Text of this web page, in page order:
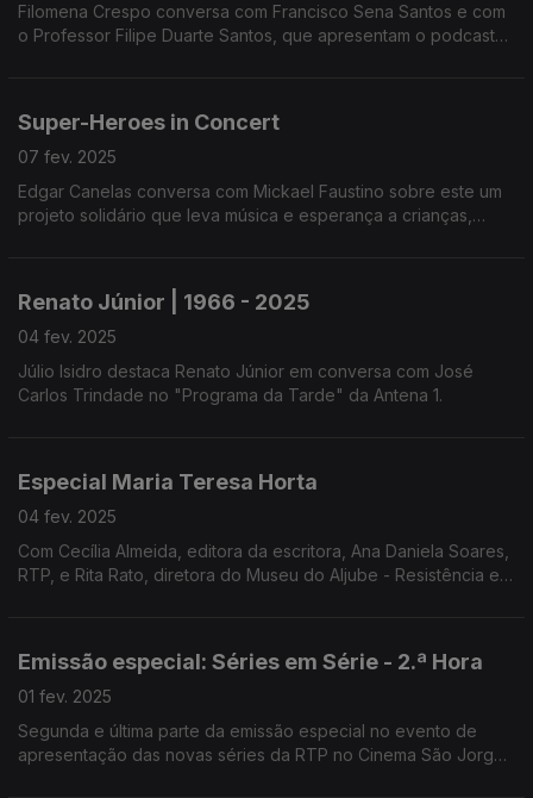
Filomena Crespo conversa com Francisco Sena Santos e com
o Professor Filipe Duarte Santos, que apresentam o podcast
Super-Heroes in Concert
07 fev. 2025
Edgar Canelas conversa com Mickael Faustino sobre este um
projeto solidário que leva música e esperança a crianças,
Renato Júnior | 1966 - 2025
04 fev. 2025
Júlio Isidro destaca Renato Júnior em conversa com José
Carlos Trindade no "Programa da Tarde" da Antena 1.
Especial Maria Teresa Horta
04 fev. 2025
Com Cecília Almeida, editora da escritora, Ana Daniela Soares,
RTP, e Rita Rato, diretora do Museu do Aljube - Resistência e
Emissão especial: Séries em Série - 2.ª Hora
01 fev. 2025
Segunda e última parte da emissão especial no evento de
apresentação das novas séries da RTP no Cinema São Jorge